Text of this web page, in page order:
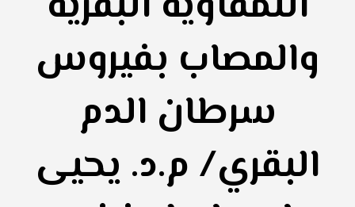
والمصاب بفيروس
سرطان الدم
البقري/ م.د. يحيى